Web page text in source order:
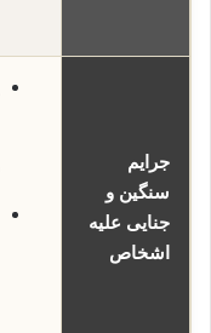
جرایم
سنگین و
جنایی علیه
اشخاص